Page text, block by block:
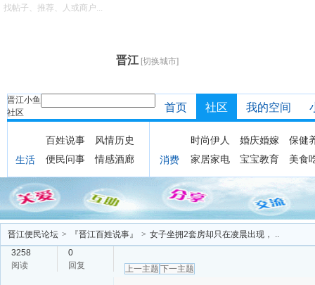
晋江 [切换城市]
晋江小鱼
社区
找帖子、推荐、人或商户...
首页 社区 我的空间
生活
百姓说事
风情历史
便民问事
情感酒廊 消费
时尚伊人 婚庆婚嫁
保健
家居家电
宝宝教育 美食
晋江便民论坛 > 『晋江百姓说事』 > 女子坐拥2套房却只在凌晨出现， ..
3258
阅读
0
回复
上一主题 下一主题